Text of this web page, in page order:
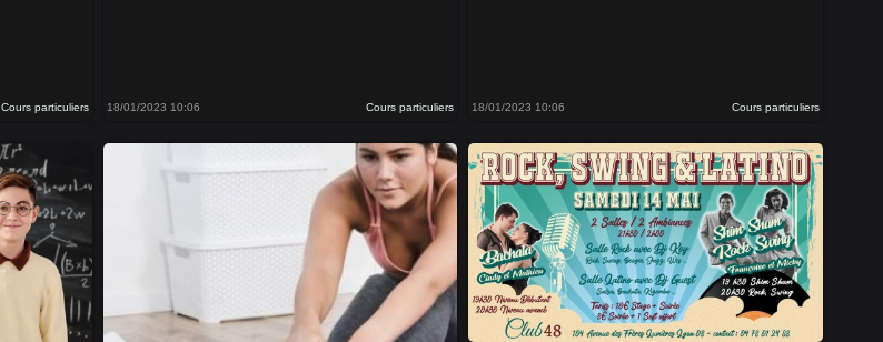
Cours particuliers 18/01/2023 10:06 Cours particuliers 18/01/2023 10:06 Cours particuliers